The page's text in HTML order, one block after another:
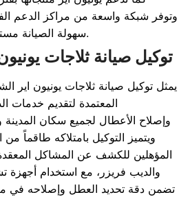
وتوفر شبكة واسعة من مراكز الدعم
سهولة الصيانة مستقبلاً.
توكيل صيانة ثلاجات
يمثل توكيل صيانة ثلاجات يونيون اير
المعتمدة لتقديم خدمات
وإصلاح الأعطال لجميع سكان المدينة
ويتميز التوكيل بامتلاكه طاقماً من
المؤهلين للكشف عن المشاكل
والديب فريزر، مع استخدام
تضمن دقة تحديد العطل وإصلاحه في